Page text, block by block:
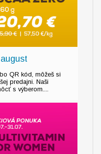
QR kód, môžeš si
predajni. Naši
s výberom....